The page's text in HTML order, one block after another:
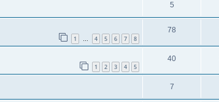
5
1 … 4 5 6 7 8
78
1 2 3 4 5
40
7